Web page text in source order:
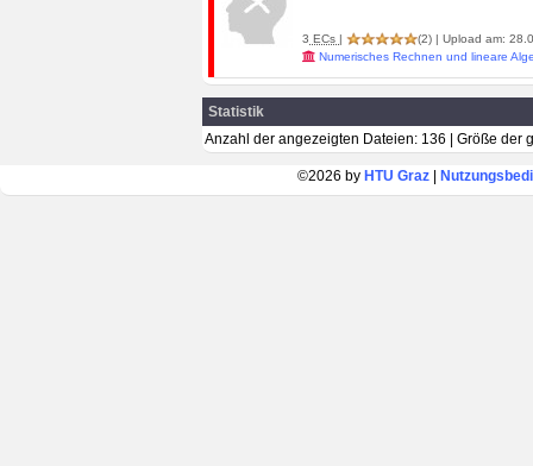
3 ECs | (2) | Upload am:
Numerisches Rechnen und lineare
Statistik
Anzahl der angezeigten Dateien: 136 | Größe der
©2026 by HTU Graz|